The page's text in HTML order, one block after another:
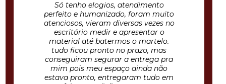
Só tenho elogios, atendimento
perfeito e humanizado, foram muito
atenciosos, vieram diversas vezes no
escritório medir e apresentar o
material até batermos o martelo.
tudo ficou pronto no prazo, mas
conseguiram segurar a entrega pra
mim pois meu espaço ainda não
estava pronto, entregaram tudo em